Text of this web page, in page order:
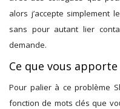
alors j’accepte simplement
sans pour autant lier
demande.
Ce que vous
Pour palier à ce problème
fonction de mots clés que